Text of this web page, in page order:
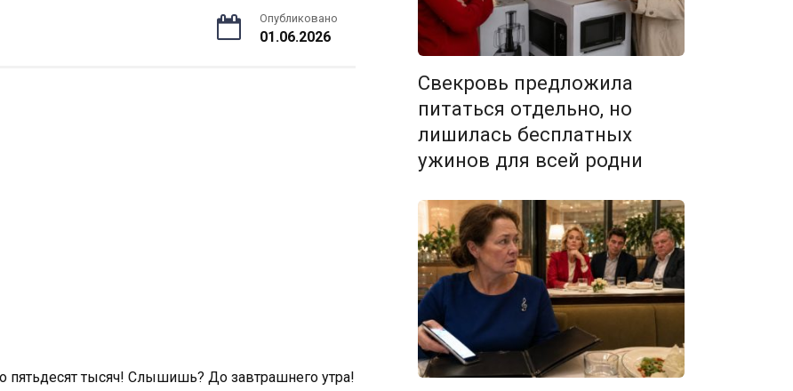
Опубликовано
01.06.2026
тысяч! Слышишь? До завтрашнего утра!
Свекровь предложила
питаться отдельно, но
лишилась бесплатных
ужинов для всей родни